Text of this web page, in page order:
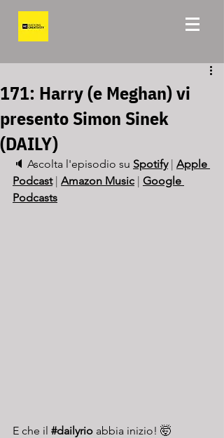
171: Harry (e Meghan) vi
presento Simon Sinek
(DAILY)
🔈 Ascolta l'episodio su Spotify | Apple
Podcast | Amazon Music | Google
Podcasts
E che il #dailyrio abbia inizio! 🤯